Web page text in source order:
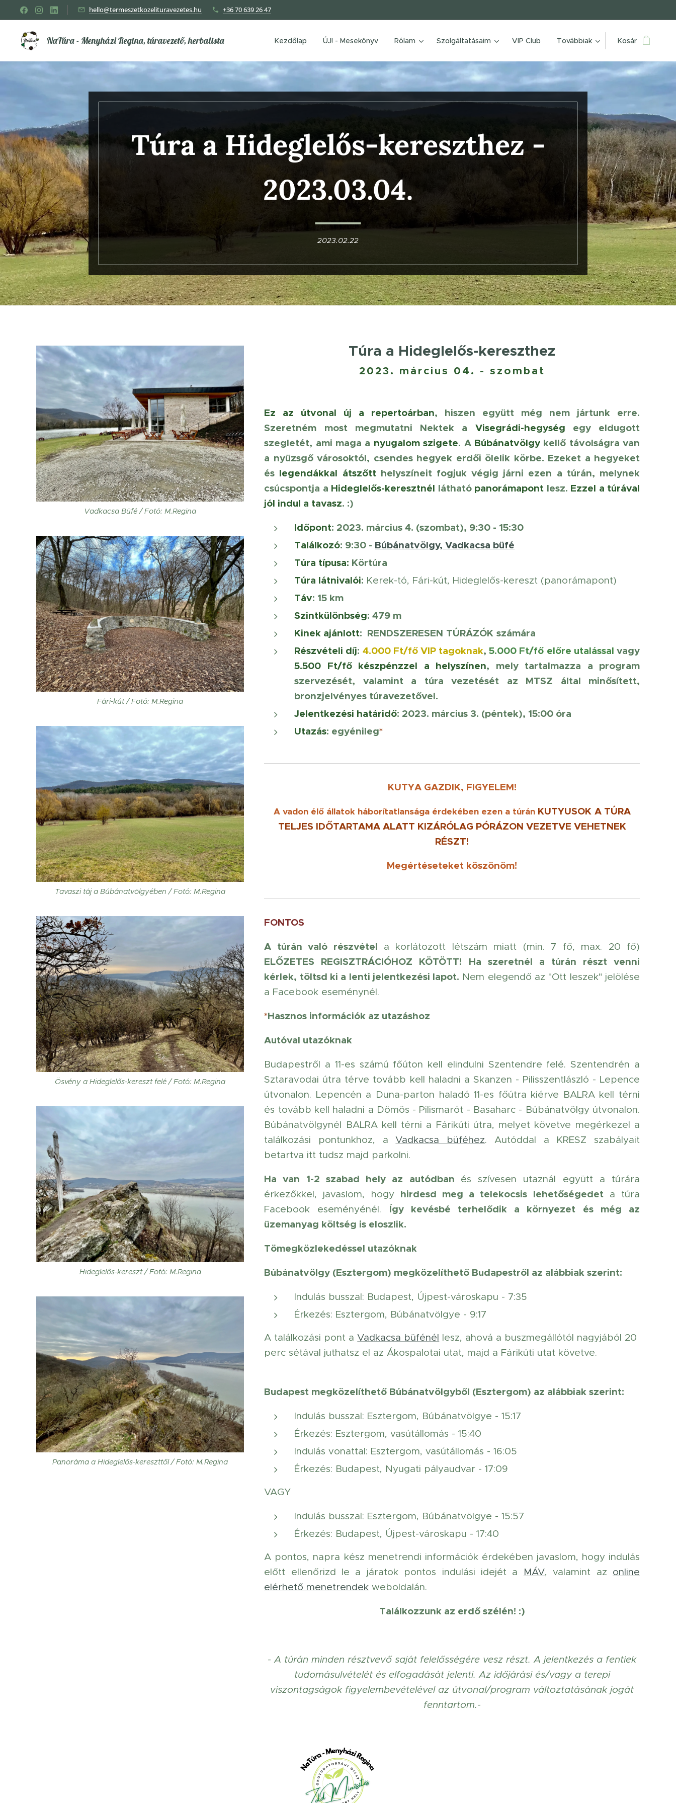
hello@termeszetkozelituravezetes.hu +36 70 639 26 47
NaTúra - Menyházi Regina, túravezető, herbalista Kezdőlap ÚJ! - Mesekönyv Rólam Szolgáltatásaim VIP Club Továbbiak Kosár
Túra a Hideglelős-kereszthez-
2023.03.04.
2023.02.22
Vadkacsa Büfé / Fotó: M.Regina
Fári-kút / Fotó: M.Regina
Tavaszi táj a Búbánatvölgyében / Fotó: M.Regina
Ösvény a Hideglelős-kereszt felé / Fotó: M.Regina
Hideglelős-kereszt / Fotó: M.Regina
Panoráma a Hideglelős-kereszttől / Fotó: M.Regina
Túra a Hideglelős-kereszthez
2023. március 04. - szombat
Ez az útvonal új a repertoárban, hiszen együtt még nem jártunk erre.
Szeretném most megmutatni Nektek a Visegrádi-hegység egy eldugott
szegletét, ami maga a nyugalom szigete. A Búbánatvölgykellő távolságra van
a nyüzsgő városoktól, csendes hegyek erdői ölelik körbe. Ezeket a hegyeket
és legendákkal átszőtthelyszíneit fogjuk végig járni ezen a túrán, melynek
csúcspontja a Hideglelős-keresztnél látható panorámapont lesz. Ezzel a túrával
jól indul a tavasz. :)
Időpont: 2023. március 4. (szombat), 9:30 - 15:30
Találkozó: 9:30 - Búbánatvölgy, Vadkacsa büfé
Túra típusa: Körtúra
Túra látnivalói: Kerek-tó, Fári-kút, Hideglelős-kereszt (panorámapont)
Táv: 15 km
Szintkülönbség: 479 m
Kinek ajánlott: RENDSZERESEN TÚRÁZÓK számára
Részvételi díj: 4.000 Ft/fő VIP tagoknak, 5.000 Ft/fő előre utalással vagy
5.500 Ft/fő készpénzzel a helyszínen, mely tartalmazza a program
szervezését, valamint a túra vezetését az MTSZ által minősített,
bronzjelvényes túravezetővel.
Jelentkezési határidő: 2023. március 3. (péntek), 15:00 óra
Utazás: egyénileg*
KUTYA GAZDIK, FIGYELEM!
A vadon élő állatok háborítatlansága érdekében ezen a túrán KUTYUSOK A TÚRA
TELJES IDŐTARTAMA ALATT KIZÁRÓLAG PÓRÁZON VEZETVE VEHETNEK
RÉSZT!
Megértéseteket köszönöm!
FONTOS
A túrán való részvétel a korlátozott létszám miatt (min. 7 fő, max. 20 fő)
ELŐZETES REGISZTRÁCIÓHOZ KÖTÖTT!
Ha szeretnél a túrán részt venni
kérlek, töltsd ki a lenti jelentkezési lapot. Nem elegendő az "Ott leszek" jelölése
a Facebook eseménynél.
*Hasznos információk az utazáshoz
Autóval utazóknak
Budapestről a 11-es számú főúton kell elindulni Szentendre felé. Szentendrén a
Sztaravodai útra térve tovább kell haladni a Skanzen - Pilisszentlászló - Lepence
útvonalon. Lepencén a Duna-parton haladó 11-es főútra kiérve BALRA kell térni
és tovább kell haladni a Dömös - Pilismarót - Basaharc - Búbánatvölgy útvonalon.
Búbánatvölgynél BALRA kell térni a Fárikúti útra, melyet követve megérkezel a
találkozási pontunkhoz, aVadkacsa büféhez. Autóddal a KRESZ szabályait
betartva itt tudsz majd parkolni.
Ha van 1-2 szabad hely az autódban és szívesen utaznál együtt a túrára
érkezőkkel, javaslom, hogy hirdesd meg a telekocsis lehetőségedeta túra
Facebook eseményénél. Így kevésbé terhelődik a környezet és még az
üzemanyag költség is eloszlik.
Tömegközlekedéssel utazóknak
Búbánatvölgy (Esztergom) megközelíthető Budapestről az alábbiak szerint:
Indulás busszal: Budapest, Újpest-városkapu - 7:35
Érkezés: Esztergom, Búbánatvölgye - 9:17
A találkozási pont aVadkacsa büfénél lesz, ahová a buszmegállótól nagyjából 20
perc sétával juthatsz el az Ákospalotai utat, majd a Fárikúti utat követve.
Budapest megközelíthető Búbánatvölgyből (Esztergom) az alábbiak szerint:
Indulás busszal: Esztergom, Búbánatvölgye - 15:17
Érkezés: Esztergom, vasútállomás - 15:40
Indulás vonattal: Esztergom, vasútállomás - 16:05
Érkezés: Budapest, Nyugati pályaudvar - 17:09
VAGY
Indulás busszal: Esztergom, Búbánatvölgye - 15:57
Érkezés: Budapest, Újpest-városkapu - 17:40
A pontos, napra kész menetrendi információk érdekében javaslom, hogy indulás
előtt ellenőrizd le a járatok pontos indulási idejét a MÁV, valamint az online
elérhető menetrendek weboldalán.
Találkozzunk az erdő szélén! :)
- A túrán minden résztvevő saját felelősségére vesz részt. A jelentkezés a fentiek
tudomásulvételét és elfogadását jelenti. Az időjárási és/vagy a terepi
viszontagságok figyelembevételével az útvonal/program változtatásának jogát
fenntartom.-